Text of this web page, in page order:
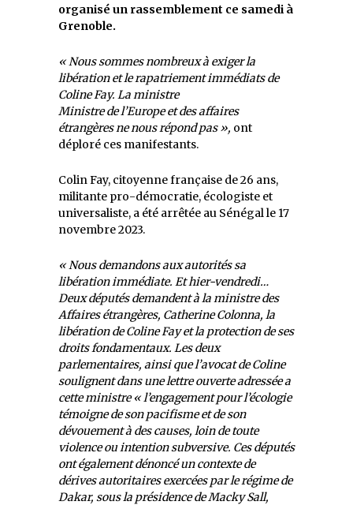
organisé un rassemblement ce samedi à
Grenoble.
« Nous sommes nombreux à exiger la
libération et le rapatriement immédiats de
Coline Fay. La ministre
Ministre de l’Europe et des affaires
étrangères ne nous répond pas », ont
déploré ces manifestants.
Colin Fay, citoyenne française de 26 ans,
militante pro-démocratie, écologiste et
universaliste, a été arrêtée au Sénégal le 17
novembre 2023.
« Nous demandons aux autorités sa
libération immédiate. Et hier-vendredi…
Deux députés demandent à la ministre des
Affaires étrangères, Catherine Colonna, la
libération de Coline Fay et la protection de ses
droits fondamentaux. Les deux
parlementaires, ainsi que l’avocat de Coline
soulignent dans une lettre ouverte adressée a
cette ministre « l’engagement pour l’écologie
témoigne de son pacifisme et de son
dévouement à des causes, loin de toute
violence ou intention subversive. Ces députés
ont également dénoncé un contexte de
dérives autoritaires exercées par le régime de
Dakar, sous la présidence de Macky Sall,